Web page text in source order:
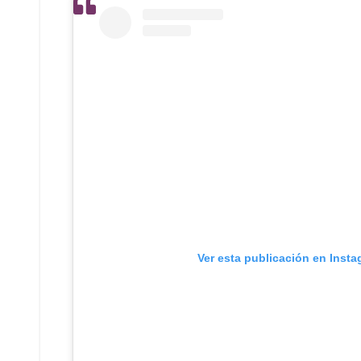
Ver esta publicación en